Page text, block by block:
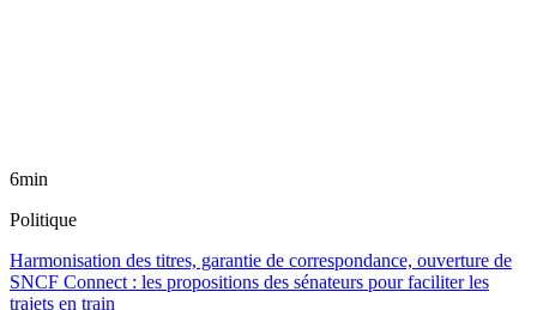
6min
Politique
Harmonisation des titres, garantie de correspondance, ouverture de
SNCF Connect : les propositions des sénateurs pour faciliter les
trajets en train